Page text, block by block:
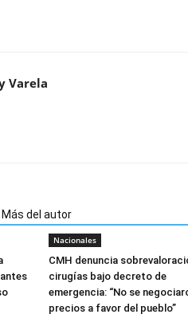
Varela
Más del autor
Nacionales
CMH denuncia
cirugías bajo decreto de
emergencia: “No se
precios a favor del pueblo”